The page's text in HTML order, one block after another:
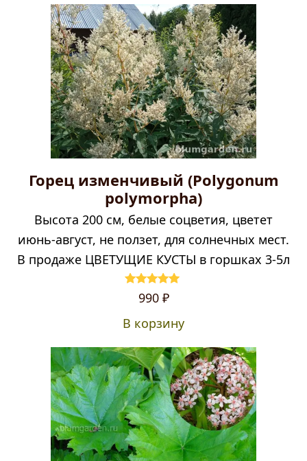
Горец изменчивый (Polygonum
polymorpha)
Высота 200 см, белые соцветия, цветет
июнь-август, не ползет, для солнечных мест.
В продаже ЦВЕТУЩИЕ КУСТЫ в горшках 3-5л
Оценка 5.00
из 5
990 ₽
В корзину